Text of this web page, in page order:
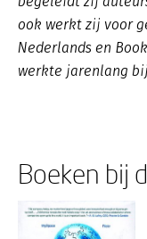
ook werkt zij voor
Nederlands en
werkte jarenlang
Boeken bij